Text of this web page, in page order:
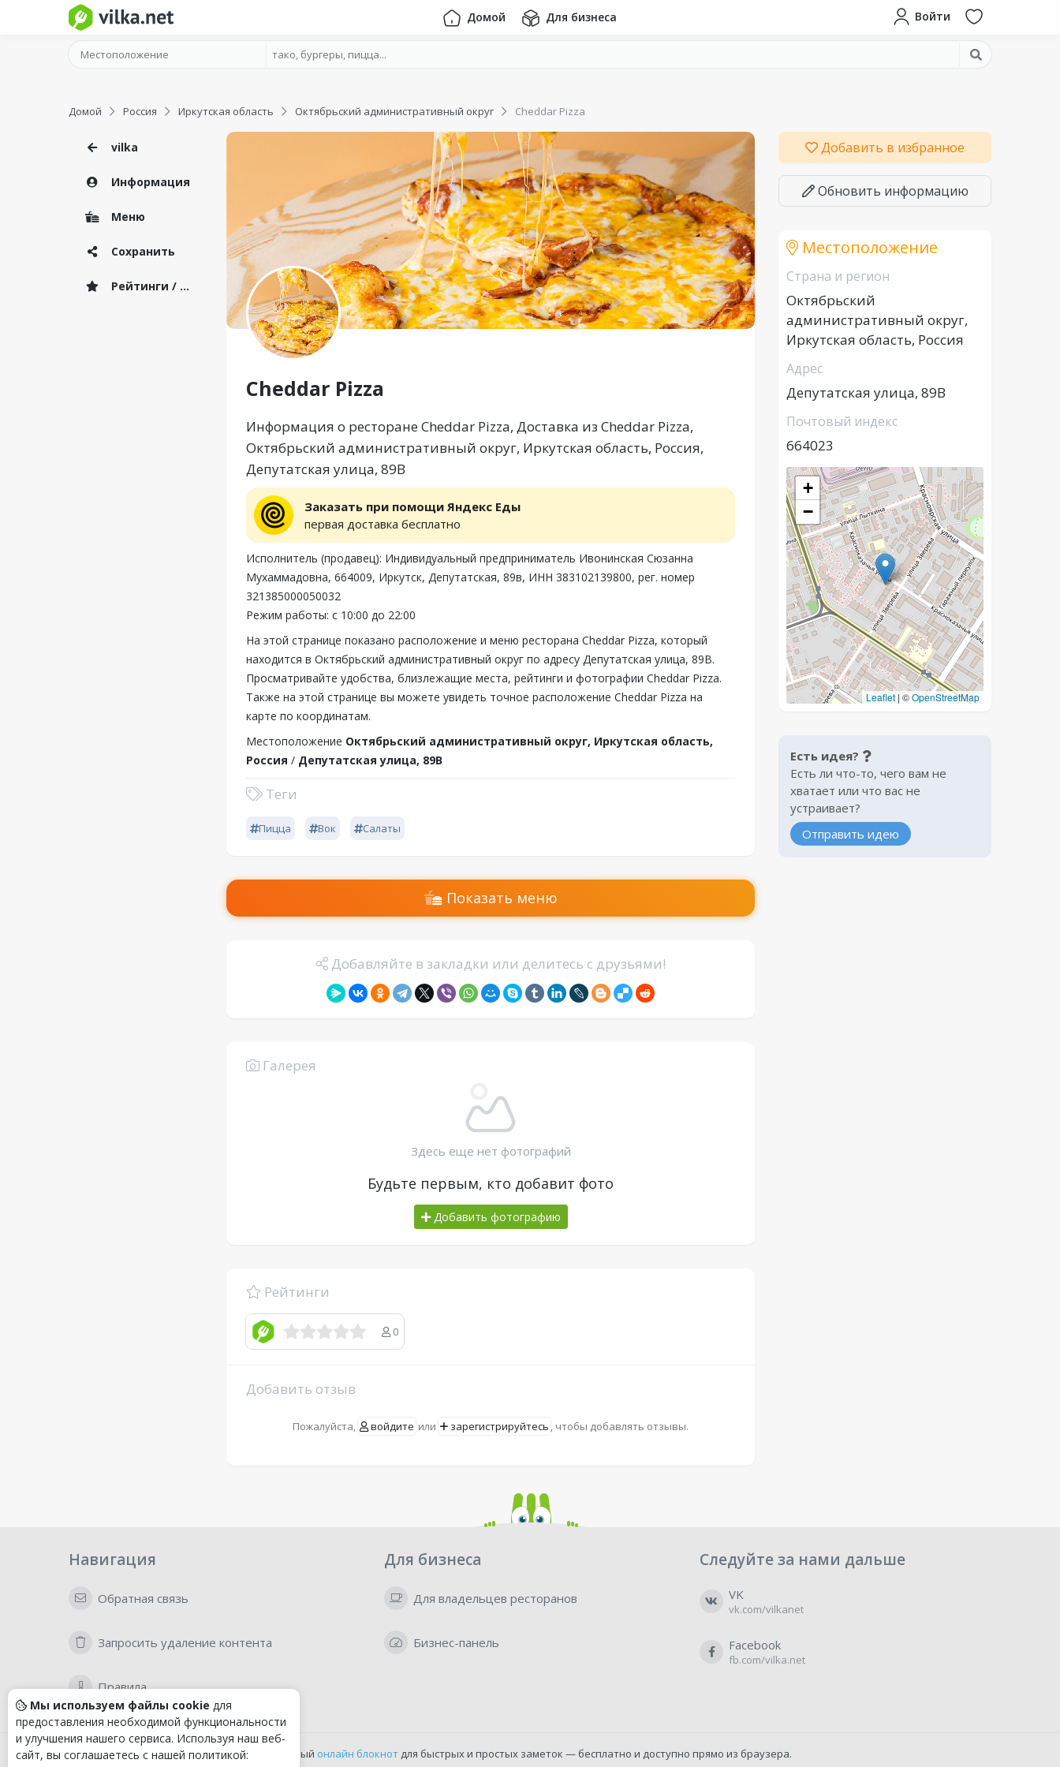
Домой Для бизнеса Войти
Домой Россия Иркутская область Октябрьский административный округ Cheddar Pizza
vilka
Информация
Меню
Сохранить
Рейтинги / Отзывы
Cheddar Pizza
Информация о ресторане Cheddar Pizza, Доставка из Cheddar Pizza,
Октябрьский административный округ, Иркутская область, Россия,
Депутатская улица, 89В
Заказать при помощи Яндекс Еды
первая доставка бесплатно
Исполнитель (продавец): Индивидуальный предприниматель Ивонинская Сюзанна
Мухаммадовна, 664009, Иркутск, Депутатская, 89в, ИНН 383102139800, рег. номер
321385000050032
Режим работы: с 10:00 до 22:00
На этой странице показано расположение и меню ресторана Cheddar Pizza, который
находится в Октябрьский административный округ по адресу Депутатская улица, 89В.
Просматривайте удобства, близлежащие места, рейтинги и фотографии Cheddar Pizza.
Также на этой странице вы можете увидеть точное расположение Cheddar Pizza на
карте по координатам.
Местоположение Октябрьский административный округ, Иркутская область,
Россия / Депутатская улица, 89В
Теги
Пицца Вок Салаты
Показать меню
Добавляйте в закладки или делитесь с друзьями!
Галерея
Здесь еще нет фотографий
Будьте первым, кто добавит фото
Добавить фотографию
Рейтинги
0
Добавить отзыв
Пожалуйста, войдите или зарегистрируйтесь , чтобы добавлять отзывы.
Добавить в избранное
Обновить информацию
Местоположение
Страна и регион
Октябрьский
административный округ,
Иркутская область, Россия
Адрес
Депутатская улица, 89В
Почтовый индекс
664023
+
−
Leaflet | ©OpenStreetMap
Есть идея?
Есть ли что-то, чего вам не
хватает или что вас не
устраивает?
Отправить идею
Навигация
Обратная связь
Запросить удаление контента
Правила
Для бизнеса
Для владельцев ресторанов
Бизнес-панель
Следуйте за нами дальше
VK
vk.com/vilkanet
Facebook
fb.com/vilka.net
Удобный онлайн блокнотдля быстрых и простых заметок — бесплатно и доступно прямо из браузера.
Мы используем файлы cookie для
предоставления необходимой функциональности
и улучшения нашего сервиса. Используя наш веб-
сайт, вы соглашаетесь с нашей политикой: